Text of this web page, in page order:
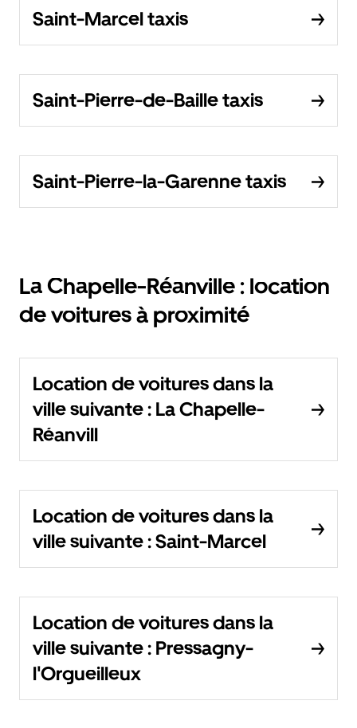
Saint-Marcel taxis
Saint-Pierre-de-Baille taxis
Saint-Pierre-la-Garenne taxis
La Chapelle-Réanville : location
de voitures à proximité
Location de voitures dans la
ville suivante : La Chapelle-
Réanvill
Location de voitures dans la
ville suivante : Saint-Marcel
Location de voitures dans la
ville suivante : Pressagny-
l'Orgueilleux